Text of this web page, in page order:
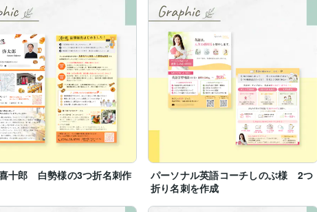
意事項】
更かしが苦手で、予定がなければ基本娘とともに20時頃に就寝します…笑
で、20時以降の連絡には対応できないことが多いです。
ーーーーーーーーーーーーーーーー
ビスを通して皆様のお役に立てることができて、本当に楽しいです☆
たなお客様とやり取りできることを心から楽しみにしております！
ぞよろしくお願いいたします♪
十郎 白勢様の3つ折名刺作
パーソナル英語コーチしのぶ様 2つ
折り名刺を作成